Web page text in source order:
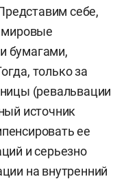
себе,
мировые
бумагами,
только за
(ревальвации
источник
ее
и серьезно
на внутренний